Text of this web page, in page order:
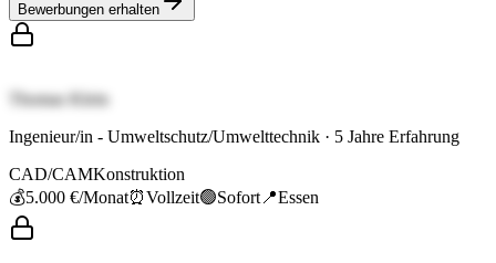
Bewerbungen erhalten
Thomas Klein
Ingenieur/in - Umweltschutz/Umwelttechnik · 5 Jahre Erfahrung
CAD/CAMKonstruktion
💰5.000 €/Monat⏰Vollzeit🟢Sofort 📍Essen